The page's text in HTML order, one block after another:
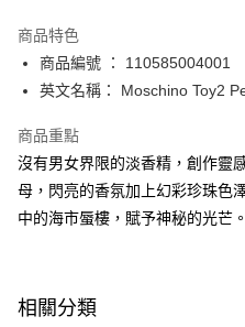
PayMe
WeChat Pay
BoC Pay
送貨方式
順豐自助櫃 - 確認發貨後1-3個工
順豐站及營業點 - 確認發貨後1-3
商品特色
商品編號 ： 110585004001
英文名稱： Moschino Toy2
商品重點
沒有男女界限的淡香精，創作靈
母，閃亮的香氛加上幻彩珍珠色
中的海市蜃樓，賦予神秘的光芒。
相關分類